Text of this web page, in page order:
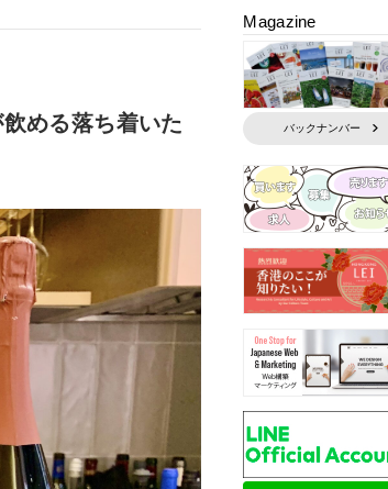
める落ち着いた
Magazine
バックナンバー